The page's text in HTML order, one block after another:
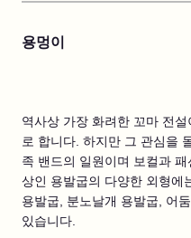
용멍이
역사상 가장 화려한 꼬마 전
로 합니다. 하지만 그 관심을
족 밴드의 일원이며 보컬과
상인 용발굽의 다양한 외형에
용발굽, 분노날개 용발굽, 어
있습니다.